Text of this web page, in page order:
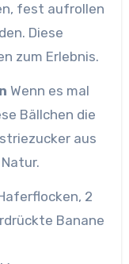
fest aufrollen
Diese
zum Erlebnis.
Wenn es mal
Bällchen die
aus
2
Banane